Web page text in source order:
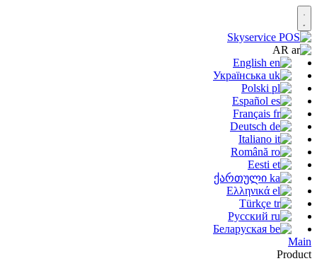
English
Українська
Polski
Español
Français
Deutsch
Italiano
Română
Eesti
ქართული
Ελληνικά
Türkçe
Русский
Беларуская
Main
Product